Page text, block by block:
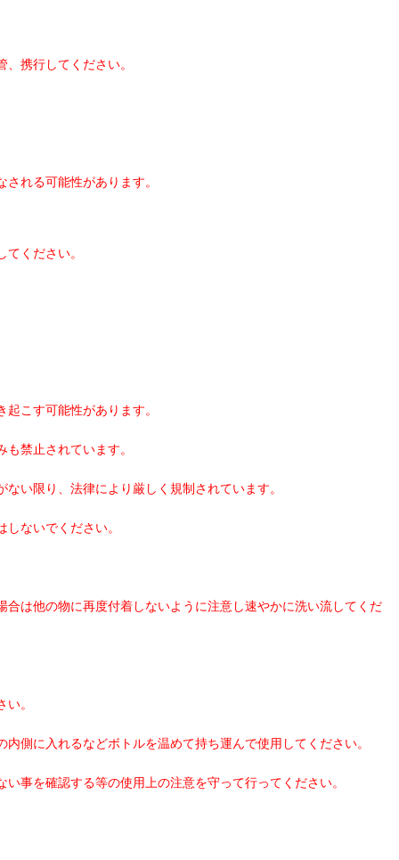
携行してください。
れる可能性があります。
ください。
こす可能性があります。
禁止されています。
い限り、法律により厳しく規制されています。
ないでください。
は他の物に再度付着しないように注意し速やかに洗い流してくだ
。
側に入れるなどボトルを温めて持ち運んで使用してください。
事を確認する等の使用上の注意を守って行ってください。